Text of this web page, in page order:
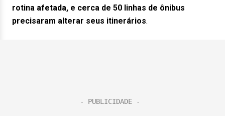
rotina afetada, e cerca de 50 linhas de ônibus
precisaram alterar seus itinerários.